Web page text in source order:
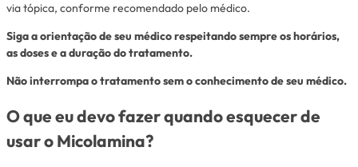
via tópica, conforme recomendado pelo médico.
Siga a orientação de seu médico respeitando sempre os horários,
as doses e a duração do tratamento.
Não interrompa o tratamento sem o conhecimento de seu médico.
O que eu devo fazer quando esquecer de
usar o Micolamina?